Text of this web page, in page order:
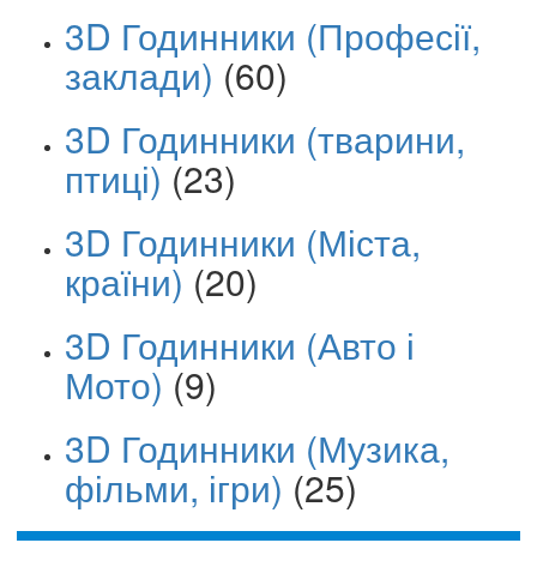
3D Годинники (Професії,
заклади) (60)
3D Годинники (тварини,
птиці) (23)
3D Годинники (Міста,
країни) (20)
3D Годинники (Авто і
Мото) (9)
3D Годинники (Музика,
фільми, ігри) (25)